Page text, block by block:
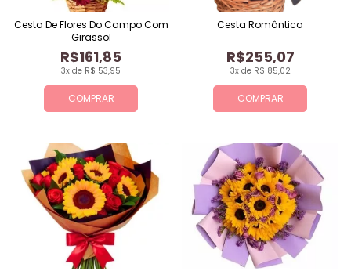
COMPRAR
3x de R$ 53,95
R$161,85
Cesta De Flores Do Campo Com
Girassol
COMPRAR
3x de R$ 85,02
R$255,07
Cesta Romântica